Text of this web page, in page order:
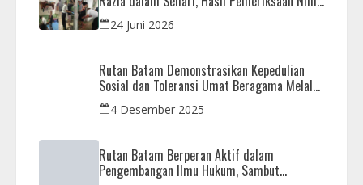
Barang Terlarang
24 Juni 2026
Rutan Batam Demonstrasikan Kepedulian
Sosial dan Toleransi Umat Beragama Melalui
Doa Bersama Korban Bencana
4 Desember 2025
Rutan Batam Berperan Aktif dalam
Pengembangan Ilmu Hukum, Sambut